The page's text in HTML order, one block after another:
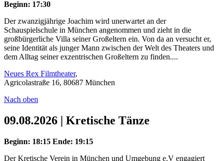
Beginn: 17:30
Der zwanzigjährige Joachim wird unerwartet an der
Schauspielschule in München angenommen und zieht in die
großbürgerliche Villa seiner Großeltern ein. Von da an versucht er,
seine Identität als junger Mann zwischen der Welt des Theaters und
dem Alltag seiner exzentrischen Großeltern zu finden....
Neues Rex Filmtheater,
Agricolastraße 16, 80687 München
Nach oben
09.08.2026 | Kretische Tänze
Beginn: 18:15 Ende: 19:15
Der Kretische Verein in München und Umgebung e.V engagiert